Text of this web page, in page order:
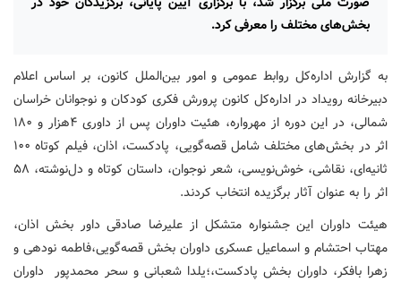
بخش‌های مختلف را معرفی کرد.
به گزارش اداره‌کل روابط عمومی و امور بین‌الملل کانون، بر اساس اعلام
دبیرخانه رویداد در اداره‌کل کانون پرورش فکری کودکان و نوجوانان خراسان
شمالی، در این دوره از مهرواره، هئیت داوران پس از داوری ۴هزار و ۱۸۰
اثر در بخش‌های مختلف شامل قصه‌گویی، پادکست، اذان‌، فیلم کوتاه ۱۰۰
ثانیه‌ای، نقاشی، خوش‌نویسی، شعر نوجوان، داستان کوتاه و دل‌نوشته، ۵۸
اثر را به عنوان آثار برگزیده انتخاب کردند.
هیئت داوران این جشنواره متشکل از علیرضا صادقی داور بخش اذان،‌
مهتاب احتشام و اسماعیل عسکری داوران بخش قصه‌گویی،فاطمه نودهی و
زهرا بافکر،‌ داوران بخش پادکست،؛یلدا شعبانی و سحر محمدپور داوران